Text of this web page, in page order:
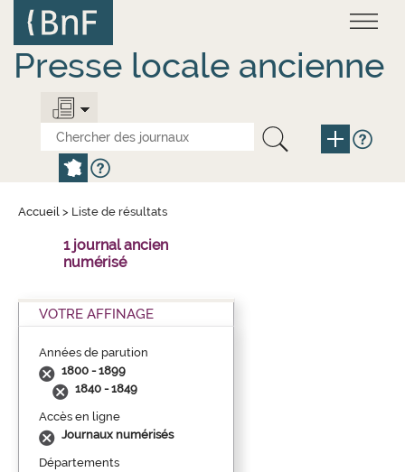
contenu
principal
Presse locale ancienne
Accueil > Liste de résultats
1 journal ancien
numérisé
VOTRE AFFINAGE
Années de parution
1800 - 1899
1840 - 1849
Accès en ligne
Journaux numérisés
Départements
Panneau de gestion des cookies